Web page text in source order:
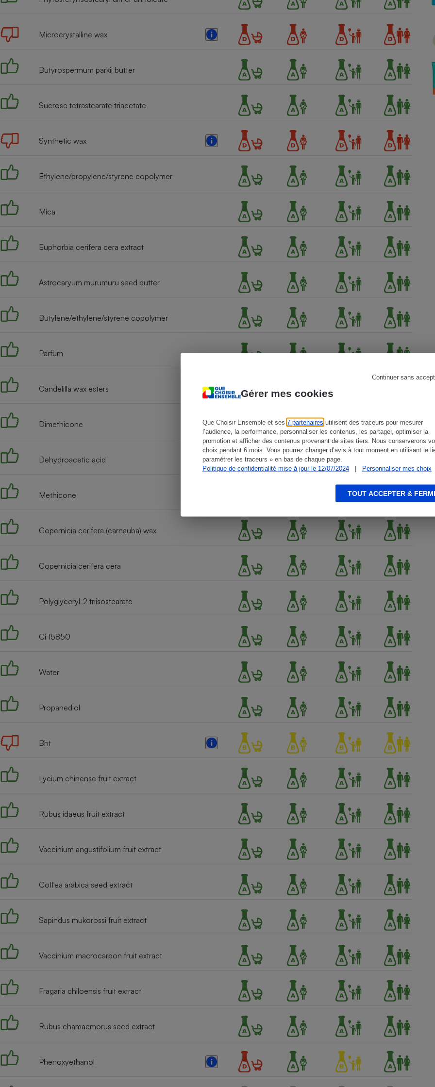
Gérer mes cookies
Que Choisir Ensemble et ses 7 partenaires utilisent des traceurs pour mesurer
l’audience, la performance, personnaliser les contenus, les partager, optimiser la
promotion et afficher des contenus provenant de sites tiers. Nous conserverons
choix pendant 6 mois. Vous pourrez changer d’avis à tout moment en utilisant le
paramétrer les traceurs » en bas de chaque page.
Politique de confidentialité mise à jour le 12/07/2024
| Personnaliser mes choix
Continuer sans
TOUT ACCEPTER &
Microcrystalline wax
Butyrospermum parkii butter
Sucrose tetrastearate triacetate
Synthetic wax
Ethylene/propylene/styrene copolymer
Mica
Euphorbia cerifera cera extract
Astrocaryum murumuru seed butter
Butylene/ethylene/styrene copolymer
Parfum
Candelilla wax esters
Dimethicone
Dehydroacetic acid
Methicone
Copernicia cerifera (carnauba) wax
Copernicia cerifera cera
Polyglyceryl-2 triisostearate
Ci 15850
Water
Propanediol
Bht
Lycium chinense fruit extract
Rubus idaeus fruit extract
Vaccinium angustifolium fruit extract
Coffea arabica seed extract
Sapindus mukorossi fruit extract
Vaccinium macrocarpon fruit extract
Fragaria chiloensis fruit extract
Rubus chamaemorus seed extract
Phenoxyethanol
Téléphone mobile -
Appareil photo
numérique
Radiateur électrique Électricité - Gaz
Lessive